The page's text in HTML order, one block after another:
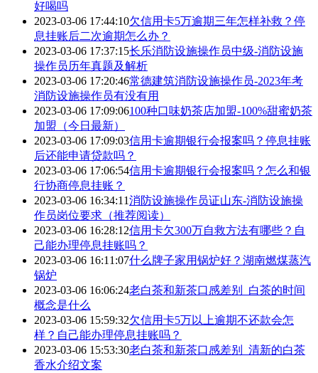
好喝吗
2023-03-06 17:44:10欠信用卡5万逾期三年怎样补救？停
息挂账后二次逾期怎么办？
2023-03-06 17:37:15长乐消防设施操作员中级-消防设施
操作员历年真题及解析
2023-03-06 17:20:46常德建筑消防设施操作员-2023年考
消防设施操作员有没有用
2023-03-06 17:09:06100种口味奶茶店加盟-100%甜蜜奶茶
加盟（今日最新）
2023-03-06 17:09:03信用卡逾期银行会报案吗？停息挂账
后还能申请贷款吗？
2023-03-06 17:06:54信用卡逾期银行会报案吗？怎么和银
行协商停息挂账？
2023-03-06 16:34:11消防设施操作员证山东-消防设施操
作员岗位要求（推荐阅读）
2023-03-06 16:28:12信用卡欠300万自救方法有哪些？自
己能办理停息挂账吗？
2023-03-06 16:11:07什么牌子家用锅炉好？湖南燃煤蒸汽
锅炉
2023-03-06 16:06:24老白茶和新茶口感差别_白茶的时间
概念是什么
2023-03-06 15:59:32欠信用卡5万以上逾期不还款会怎
样？自己能办理停息挂账吗？
2023-03-06 15:53:30老白茶和新茶口感差别_清新的白茶
香水介绍文案